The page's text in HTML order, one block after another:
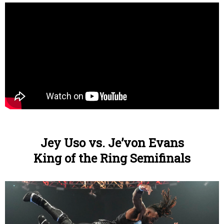
Jey Uso vs. Je’von Evans
King of the Ring Semifinals